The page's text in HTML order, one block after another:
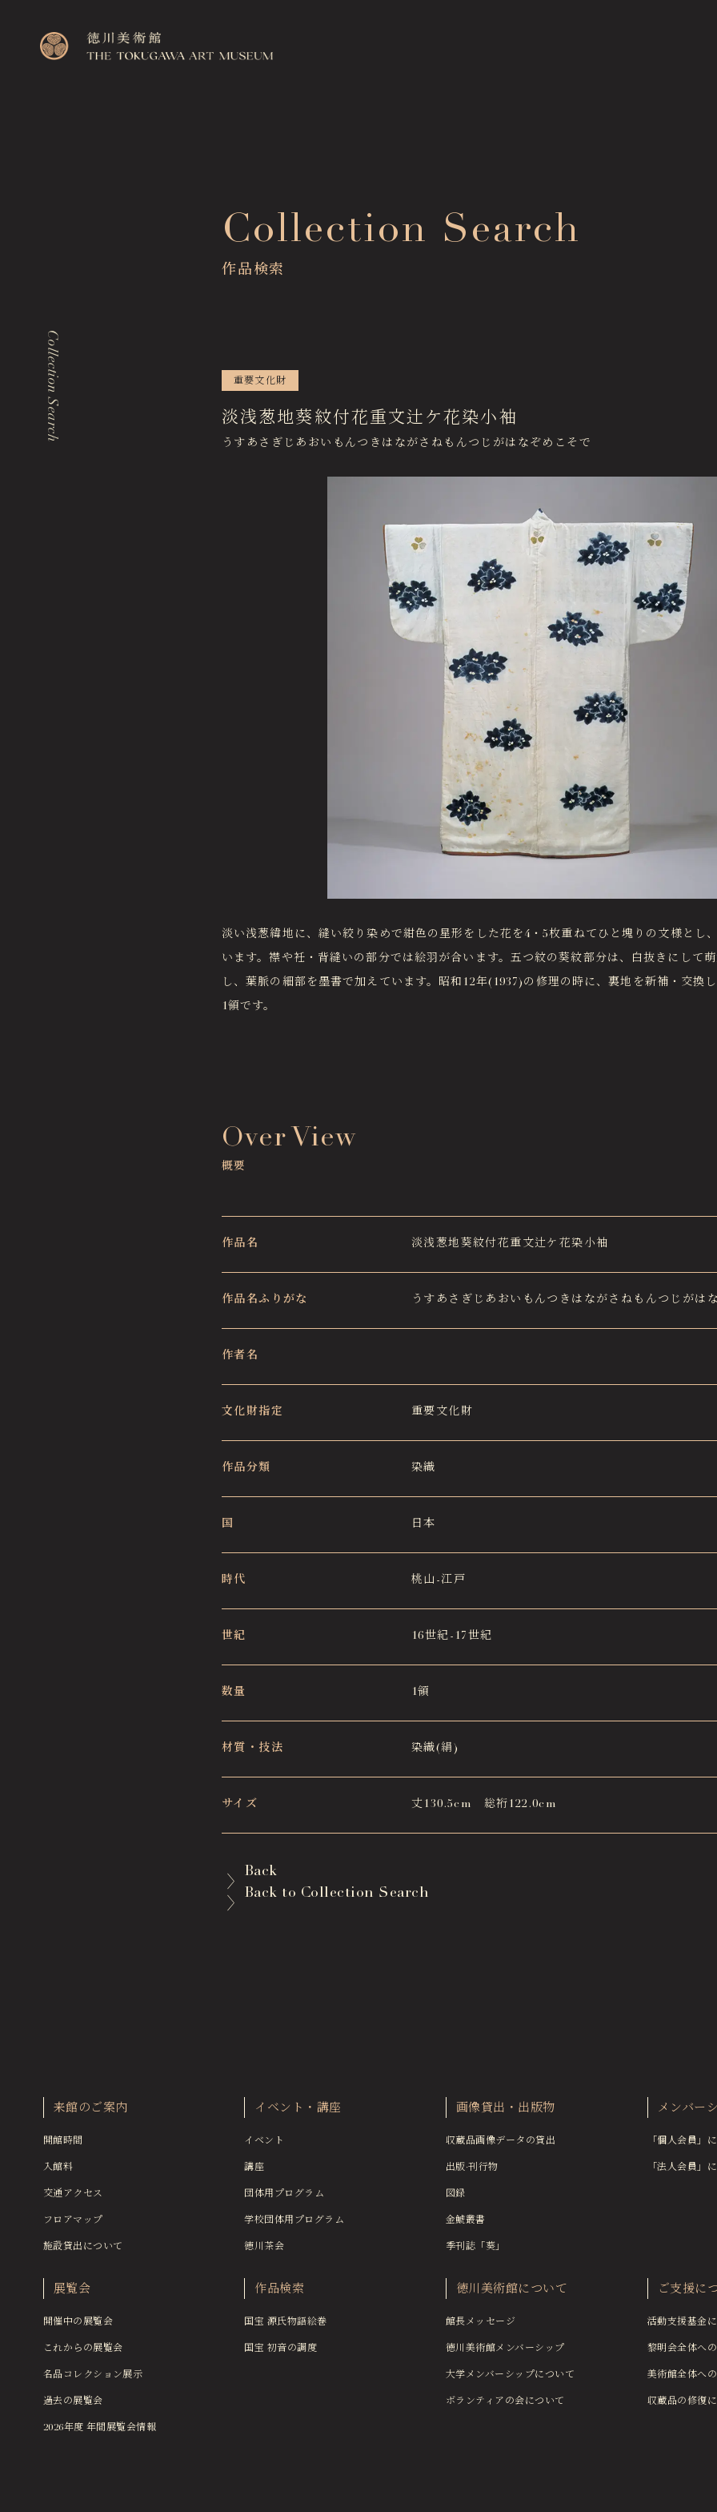
Visitor Information
Events & Programs
Collection Search
作品検索
News
最新情報
ガーデンレストラン徳川園（フランス料理）
Sozanso Café
蘇山荘（和カフェ）
THE MUSEUM CAFE
ザ ミュージアムカフェ
Collection Search
作品検索
Collection Search 重要文化財
淡浅葱地葵紋付花重文辻ケ花染小袖
うすあさぎじあおいもんつきはながさねもんつじがはなぞめこそで
淡い浅葱緯地に、縫い絞り染めで紺色の星形をした花を4・5枚重ねてひと塊りの文様とし
います。襟や衽・背縫いの部分では絵羽が合います。五つ紋の葵紋部分は、白抜きにして
し、葉脈の細部を墨書で加えています。昭和12年(1937)の修理の時に、裏地を新補・交換
1領です。
Over View
概要
作品名 淡浅葱地葵紋付花重文辻ケ花染小袖
作品名ふりがな うすあさぎじあおいもんつきはながさねもんつじがは
作者名
文化財指定 重要文化財
作品分類 染織
国 日本
時代 桃山-江戸
世紀 16世紀-17世紀
数量 1領
材質・技法 染織(絹)
サイズ 丈130.5cm 総裄122.0cm
Back
Back to Collection Search
来館のご案内
開館時間
入館料
交通アクセス
フロアマップ
施設貸出について
イベント・講座
イベント
講座
団体用プログラム
学校団体用プログラム
徳川茶会
画像貸出・出版物
収蔵品画像データの貸出
出版·刊行物
図録
金鯱叢書
季刊誌「葵」
メンバー
「個人会員」
「法人会員」
展覧会
開催中の展覧会
これからの展覧会
名品コレクション展示
過去の展覧会
2026年度 年間展覧会情報
作品検索
国宝 源氏物語絵巻
国宝 初音の調度
徳川美術館について
館長メッセージ
徳川美術館メンバーシップ
大学メンバーシップについて
ボランティアの会について
ご支援に
活動支援基金
黎明会全体へ
美術館全体へ
収蔵品の修復